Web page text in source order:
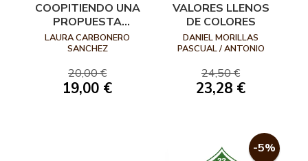
COOPITIENDO UNA
PROPUESTA
COOPERATIVA EN
LA INICIACION
LAURA CARBONERO
SANCHEZ
20,00 €
19,00 €
VALORES LLENOS
DE COLORES
DANIEL MORILLAS
PASCUAL / ANTONIO
24,50 €
23,28 €
-5%